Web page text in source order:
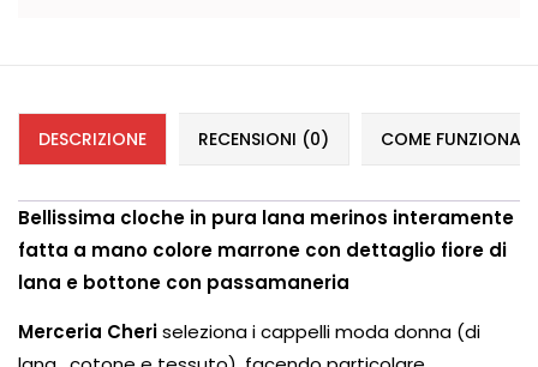
Sciarpe (8)
Set di Bottoni Vintage (77)
Swarovski (2)
Vintage (165)
DESCRIZIONE RECENSIONI (0) COME
Bellissima cloche in pura lana merinos interamente
fatta a mano colore marrone con dettaglio fiore di
lana e bottone con passamaneria
Merceria Cheriseleziona i cappelli moda donna (di